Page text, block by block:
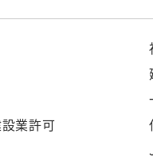
業許可